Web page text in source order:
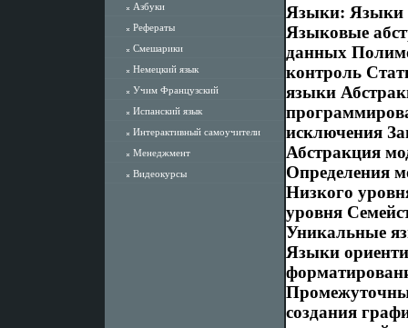
Азбуки
Рефераты
Смешарики
Немецкий язык
Учим Французский
Испанский язык
Интерактивный самоучители
Менеджмент
Видеокурсы
Языки: Языки
Языковые
данных
контроль
языки
исключения
Абстракция
Определения
Низкого
уровня
Уникальные
Языки
создания